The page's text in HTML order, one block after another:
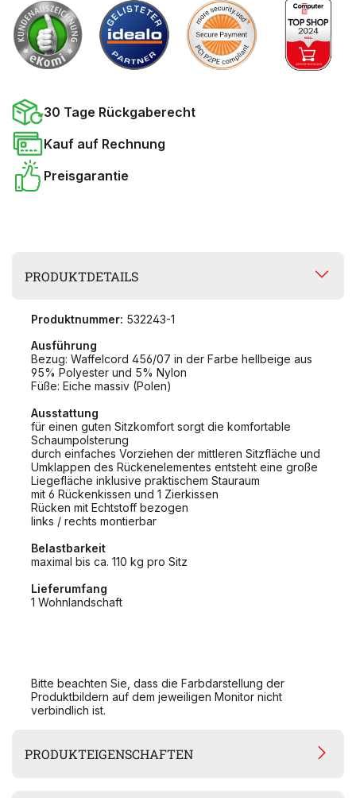
30 Tage Rückgaberecht
Kauf auf Rechnung
Preisgarantie
PRODUKTDETAILS
Produktnummer: 532243-1
Ausführung
Bezug: Waffelcord 456/07 in der Farbe hellbeige aus
95% Polyester und 5% Nylon
Füße: Eiche massiv (Polen)
Ausstattung
für einen guten Sitzkomfort sorgt die komfortable
Schaumpolsterung
durch einfaches Vorziehen der mittleren Sitzfläche und
Umklappen des Rückenelementes entsteht eine große
Liegefläche inklusive praktischem Stauraum
mit 6 Rückenkissen und 1 Zierkissen
Rücken mit Echtstoff bezogen
links / rechts montierbar
Belastbarkeit
maximal bis ca. 110 kg pro Sitz
Lieferumfang
1 Wohnlandschaft
Bitte beachten Sie, dass die Farbdarstellung der
Produktbildern auf dem jeweiligen Monitor nicht
verbindlich ist.
PRODUKTEIGENSCHAFTEN